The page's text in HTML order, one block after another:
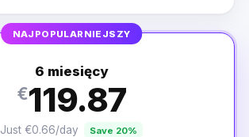
NAJPOPULARNIEJSZY
6 miesięcy
€119.87
Just €0.66/day Save 20%